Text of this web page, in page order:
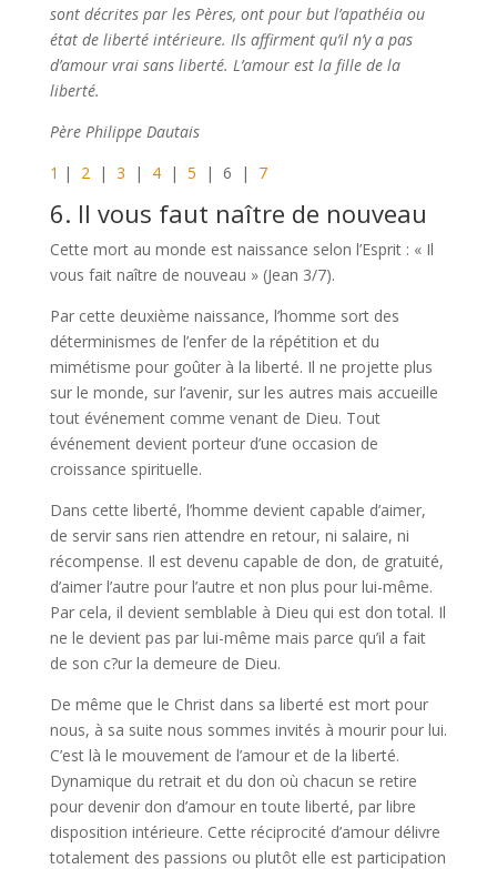
sont décrites par les Pères, ont pour but l’apathéia ou
état de liberté intérieure. Ils affirment qu’il n’y a pas
d’amour vrai sans liberté. L’amour est la fille de la
liberté.
Père Philippe Dautais
1 | 2| 3 | 4| 5 | 6 | 7
6. Il vous faut naître de nouveau
Cette mort au monde est naissance selon l’Esprit : « Il
vous fait naître de nouveau » (Jean 3/7).
Par cette deuxième naissance, l’homme sort des
déterminismes de l’enfer de la répétition et du
mimétisme pour goûter à la liberté. Il ne projette plus
sur le monde, sur l’avenir, sur les autres mais accueille
tout événement comme venant de Dieu. Tout
événement devient porteur d’une occasion de
croissance spirituelle.
Dans cette liberté, l’homme devient capable d’aimer,
de servir sans rien attendre en retour, ni salaire, ni
récompense. Il est devenu capable de don, de gratuité,
d’aimer l’autre pour l’autre et non plus pour lui-même.
Par cela, il devient semblable à Dieu qui est don total. Il
ne le devient pas par lui-même mais parce qu’il a fait
de son c?ur la demeure de Dieu.
De même que le Christ dans sa liberté est mort pour
nous, à sa suite nous sommes invités à mourir pour lui.
C’est là le mouvement de l’amour et de la liberté.
Dynamique du retrait et du don où chacun se retire
pour devenir don d’amour en toute liberté, par libre
disposition intérieure. Cette réciprocité d’amour délivre
totalement des passions ou plutôt elle est participation